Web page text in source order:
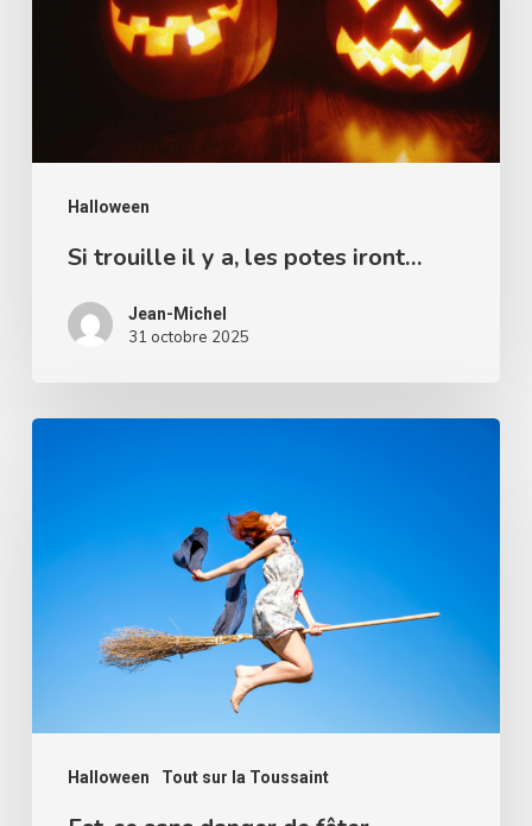
Halloween
Si trouille il y a, les potes iront…
Jean-Michel
31 octobre 2025
Halloween Tout sur la Toussaint
danger
Halloween